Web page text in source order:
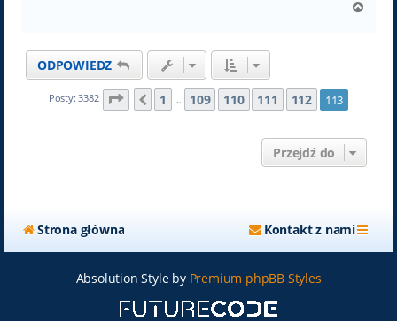
ODPOWIEDZ
Posty: 3382 Strona 113 z113
Poprzednia
1 … 109 110 111 112 113
Przejdź do
Strona główna Kontakt z nami
Absolution Style by Premium phpBB Styles